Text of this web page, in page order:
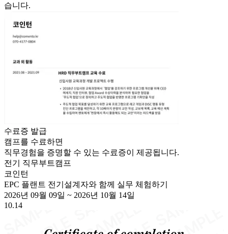
습니다.
수료증 발급
캠프를 수료하면
직무경험을 증명할 수 있는 수료증이 제공됩니다.
전기
직무부트캠프
코인턴
EPC 플랜트 전기설계자와 함께 실무 체험하기
2026년 09월 09일 ~ 2026년 10월 14일
10.14